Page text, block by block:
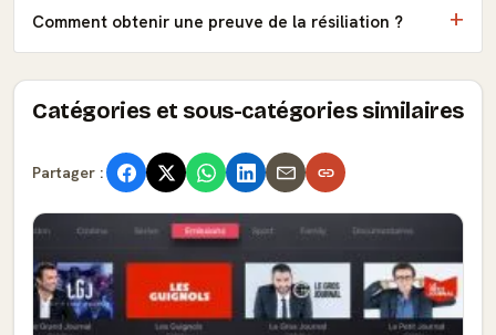
Comment obtenir une preuve de la résiliation ?
Catégories et sous-catégories similaires
Partager :